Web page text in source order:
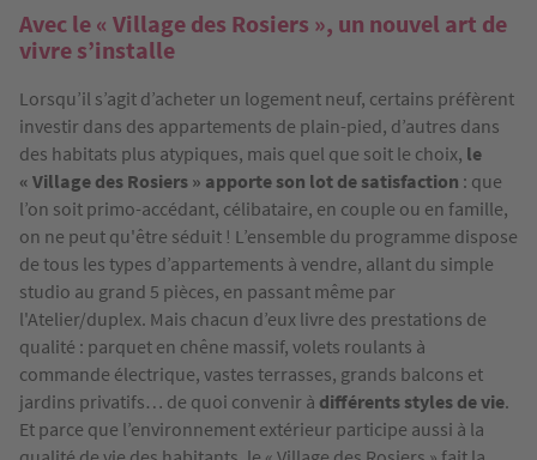
Avec le « Village des Rosiers », un nouvel art de
vivre s’installe
Lorsqu’il s’agit d’acheter un logement neuf, certains préfèrent
investir dans des appartements de plain-pied, d’autres dans
des habitats plus atypiques, mais quel que soit le choix, le
« Village des Rosiers » apporte son lot de satisfaction : que
l’on soit primo-accédant, célibataire, en couple ou en famille,
on ne peut qu'être séduit ! L’ensemble du programme dispose
de tous les types d’appartements à vendre, allant du simple
studio au grand 5 pièces, en passant même par
l'Atelier/duplex. Mais chacun d’eux livre des prestations de
qualité : parquet en chêne massif, volets roulants à
commande électrique, vastes terrasses, grands balcons et
jardins privatifs… de quoi convenir à différents styles de vie.
Et parce que l’environnement extérieur participe aussi à la